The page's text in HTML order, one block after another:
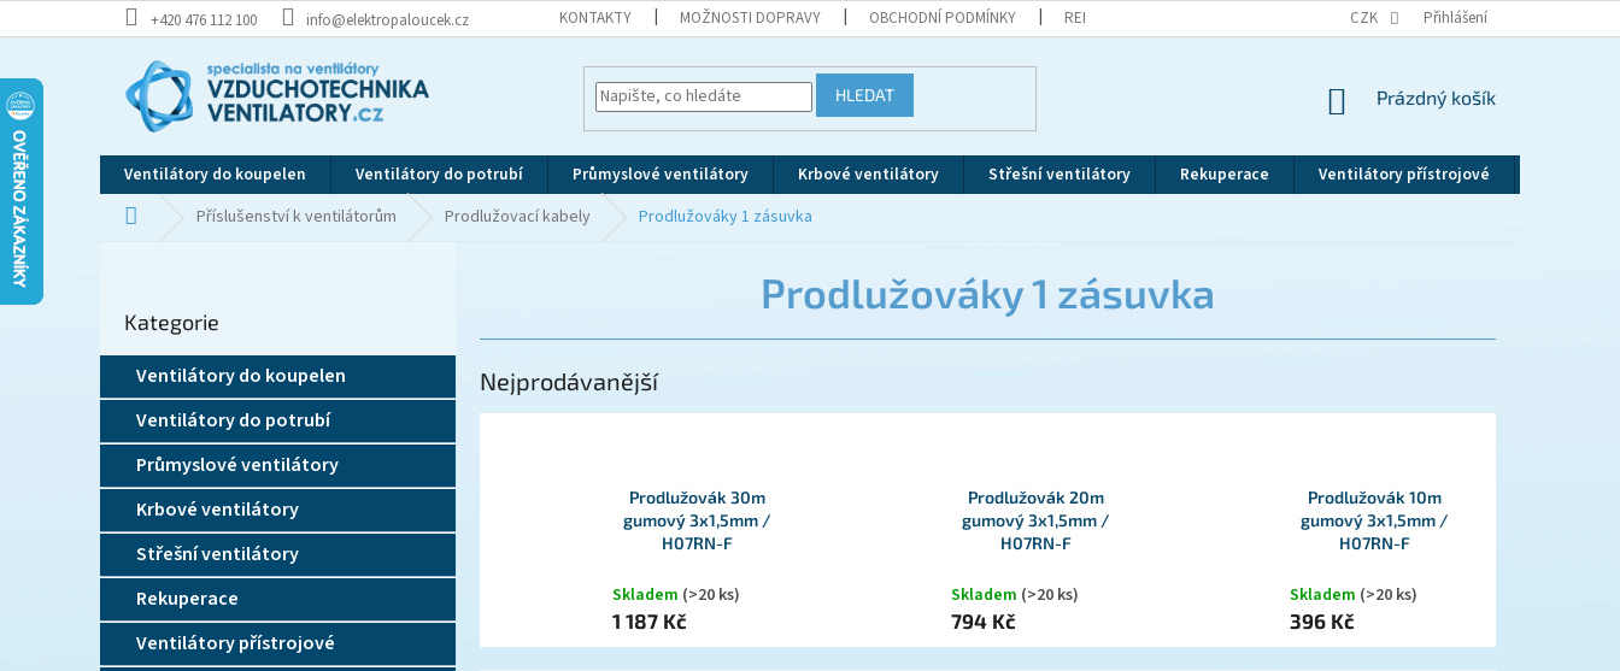
na
+420 476 112 100 info@elektropaloucek.cz KONTAKTY MOŽNOSTI DOPRAVY OBCHODNÍ PODMÍNKY REKLAMAČNÍ ŘÁD ZÁSADY OCHRANY OSOBNÍCH
CZK Přihlášení
HLEDAT
NÁKUPNÍ
Prázdný košík
Ventilátory do koupelen Ventilátory do potrubí Průmyslové ventilátory Krbové ventilátory Střešní ventilátory Rekuperace Ventilátory přístrojové
Domů Příslušenství k ventilátorům Prodlužovací kabely Prodlužováky 1 zásuvka
r
n
p
e
kategorie
Kategorie
Ventilátory do koupelen
Ventilátory do potrubí
Průmyslové ventilátory
Krbové ventilátory
Střešní ventilátory
Rekuperace
Ventilátory přístrojové
Prodlužováky 1 zásuvka
Nejprodávanější
Prodlužovák 30m
gumový 3x1,5mm /
H07RN-F
Skladem (>20 ks)
1 187 Kč
Prodlužovák 20m
gumový 3x1,5mm /
H07RN-F
Skladem (>20 ks)
794 Kč
Prodlužovák 10m
gumový 3x1,5mm /
H07RN-F
Skladem (>20 ks)
396 Kč